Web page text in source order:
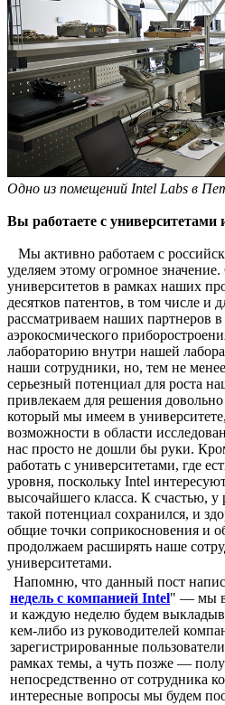
Одно из помещений Intel Labs в
Вы работаете с
Мы активно работаем с
уделяем этому огромное
университетов в рамках наших
десятков патентов, в том числе
рассматриваем наших партнеров
аэрокосмического
лабораторию внутри нашей
наши сотрудники, но, тем не
серьезный потенциал для роста
привлекаем для решения
который мы имеем в
возможности в области
нас просто не дошли бы руки.
работать с университетами, где
уровня, поскольку Intel
высочайшего класса. К счастью, у
такой потенциал сохранился, и
общие точки соприкосновения и
продолжаем расширять наше
университетами.
Напомню, что данный пост
недель с компанией Intel" — мы
и каждую неделю будем
кем-либо из руководителей
зарегистрированные
рамках темы, а чуть позже —
непосредственно от сотрудника
интересные вопросы мы будем